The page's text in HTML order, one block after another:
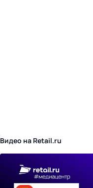
Видео на Retail.ru